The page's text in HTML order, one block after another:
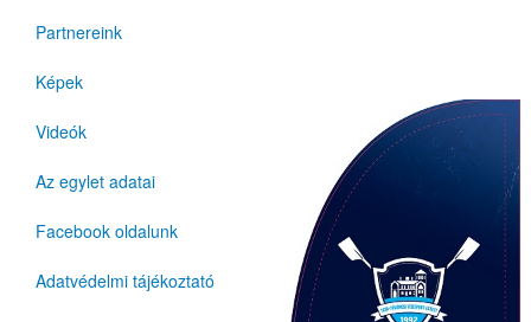
Partnereink
Képek
Videók
Az egylet adatai
Facebook oldalunk
Adatvédelmi tájékoztató